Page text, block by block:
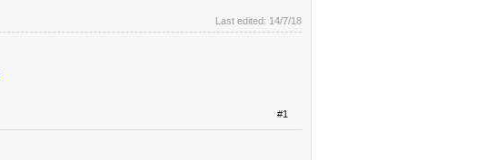
Last edited: 14/7/18
#1